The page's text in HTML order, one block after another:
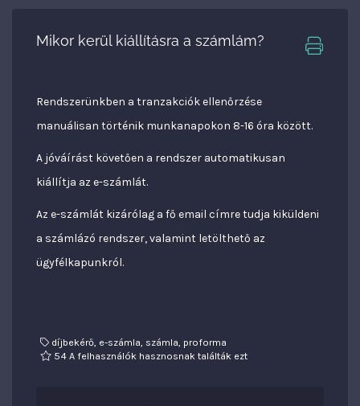
Mikor kerül kiállításra a számlám?
Rendszerünkben a tranzakciók ellenőrzése
manuálisan történik munkanapokon 8-16 óra között.
A jóváírást követően a rendszer automatikusan
kiállítja az e-számlát.
Az e-számlát kizárólag a fő email címre tudja kiküldeni
a számlázó rendszer, valamint letölthető az
ügyfélkapunkról.
díjbekérő, e-számla, számla, proforma
54 A felhasználók hasznosnak találták ezt